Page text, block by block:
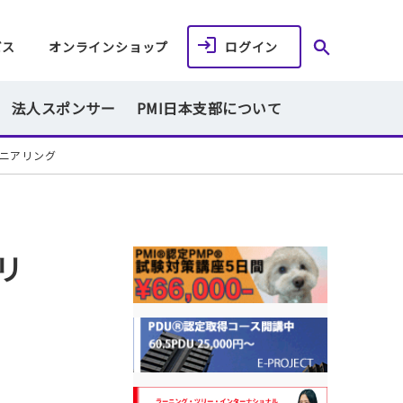
オンラインショップ ログイン
法人スポンサー PMI日本支部について
アリング